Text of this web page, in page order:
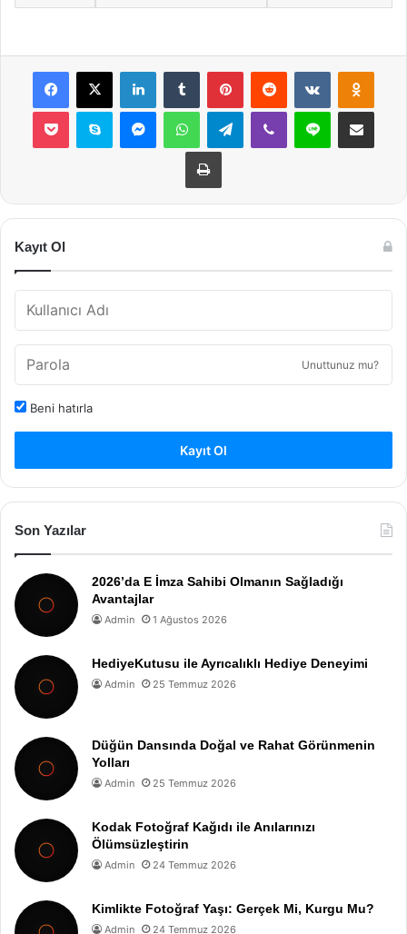
Facebook
X LinkedInTumblr PinterestReddit VKontakte
Pocket Skype MessengerWhatsAppTelegramViber Line E-Posta ile
Yazdır
Kayıt Ol
Unuttunuz mu?
Beni hatırla
Kayıt Ol
Son Yazılar
2026’da E İmza Sahibi Olmanın Sağladığı
Avantajlar
Admin 1 Ağustos 2026
HediyeKutusu ile Ayrıcalıklı Hediye Deneyimi
Admin 25 Temmuz 2026
Düğün Dansında Doğal ve Rahat Görünmenin
Yolları
Admin 25 Temmuz 2026
Kodak Fotoğraf Kağıdı ile Anılarınızı
Ölümsüzleştirin
Admin 24 Temmuz 2026
Kimlikte Fotoğraf Yaşı: Gerçek Mi, Kurgu Mu?
Admin 24 Temmuz 2026